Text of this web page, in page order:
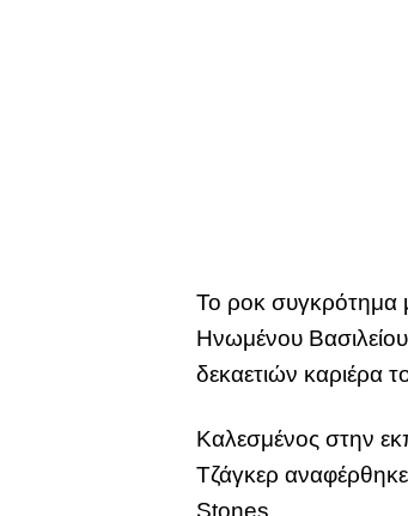
Το ροκ συγκρότημα
Ηνωμένου
δεκαετιών καριέρα
Καλεσμένος στην
Τζάγκερ
Stones.